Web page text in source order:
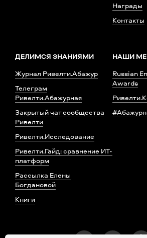
Награды
Контакты
ДЕЛИМСЯ ЗНАНИЯМИ
Журнал Ривелти.Абажур
Телеграм
Ривелти.Абажурная
Закрытый чат сообщества
Ривелти
Ривелти.Исследование
Ривелти.Гайд: сравнение ИТ-
платформ
Рассылка Елены
Богдановой
Книги
НАШИ
Russian
Awards